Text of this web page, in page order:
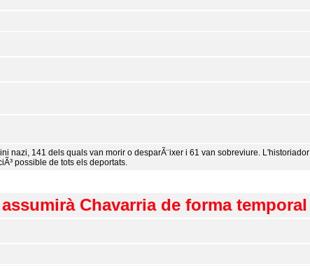
nazi, 141 dels quals van morir o desparÃ¨ixer i 61 van sobreviure. L'historiador
possible de tots els deportats.
Chavarria de forma temporal